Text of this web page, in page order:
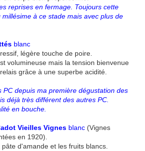
reprises en fermage. Toujours cette
à ce stade mais avec plus de
blanc
légère touche de poire.
volumineuse mais la tension bienvenue
grâce à une superbe acidité.
PC depuis ma première dégustation des
déjà très différent des autres PC.
en bouche.
Vieilles Vignes blanc (Vignes
en 1920).
d'amande et les fruits blancs.